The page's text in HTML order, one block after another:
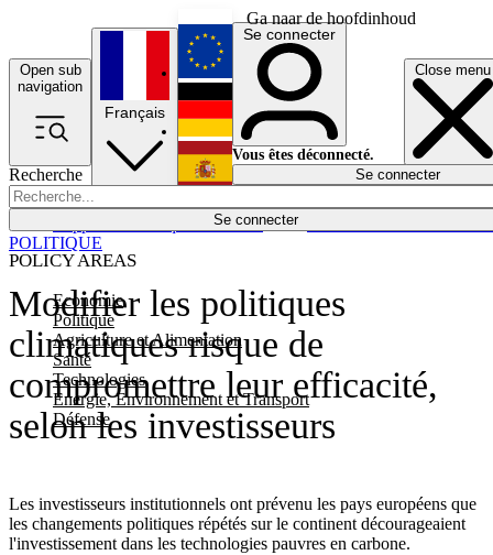
Ga naar de hoofdinhoud
Open sub
navigation
Close menu
Recherche
Se connecter
POLICY AREAS
Economie
Politique
Agriculture et Alimentation
Santé
Technologies
Energie, Environnement et Transport
Défense
Économie
Français
English
Deutsch
Español
Se connecter
Vous êtes déconnecté.
Se connecter
Modifier les politiques
climatiques risque de
compromettre leur efficacité,
selon les investisseurs
Les investisseurs institutionnels ont prévenu les pays européens que
les changements politiques répétés sur le continent décourageaient
l'investissement dans les technologies pauvres en carbone.
POLITIQUE